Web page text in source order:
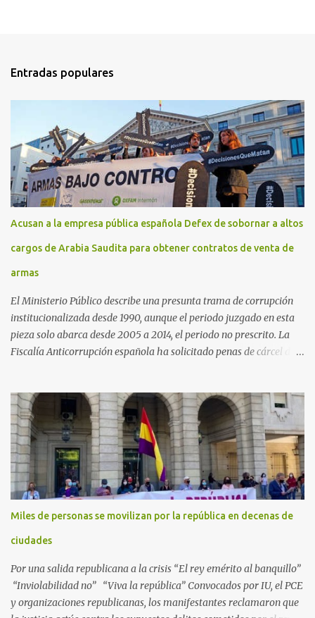
Entradas populares
Acusan a la empresa pública española Defex de sobornar a altos
cargos de Arabia Saudita para obtener contratos de venta de
armas
El Ministerio Público describe una presunta trama de corrupción
institucionalizada desde 1990, aunque el periodo juzgado en esta
pieza solo abarca desde 2005 a 2014, el periodo no prescrito. La
Fiscalía Anticorrupción española ha solicitado penas de cárcel de
Arabia Saudita a través de la empresa pública española Defex,
disuelta. El fiscal Conrado Saiz describe en su escrito de
conclusiones cómo la empresa pública Defex pagó comisiones
ilegales a diversas autoridades del régimen árabe entre 2005 y
2014, para obtener a cambio la materialización de los contratos. El
Ministerio Público lleva a cabo esta acusación en una de las piezas
separadas del llamado 'caso Defex', que investiga once ventas
ejecutadas en este periodo, y atribuye a José Ignacio Encinas
Charro, presidente de la compañía pública hasta 2013, los
Miles de personas se movilizan por la república en decenas de
ciudades
Por una salida republicana a la crisis “El rey emérito al banquillo”
“Inviolabilidad no” “Viva la república” Convocados por IU, el PCE
y organizaciones republicanas, los manifestantes reclamaron que